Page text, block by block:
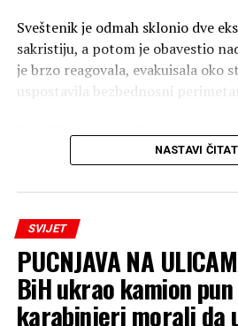
Sveštenik je odmah sklonio dve
sakristiju, a potom je obavestio
je brzo reagovala, evakuisala oko
uspostavila bezbednosni
identifikovali predmete kao
ukinuli mere bezbednosti kako bi
nastavljena.
Pretres je, takođe, izvršen u kući
pronađene druge bombe, a
da podnese zvaničnu tužbu.
NASTAVI
SVIJET
PUCNJAVA NA
BiH ukrao kamion
karabinjeri morali da